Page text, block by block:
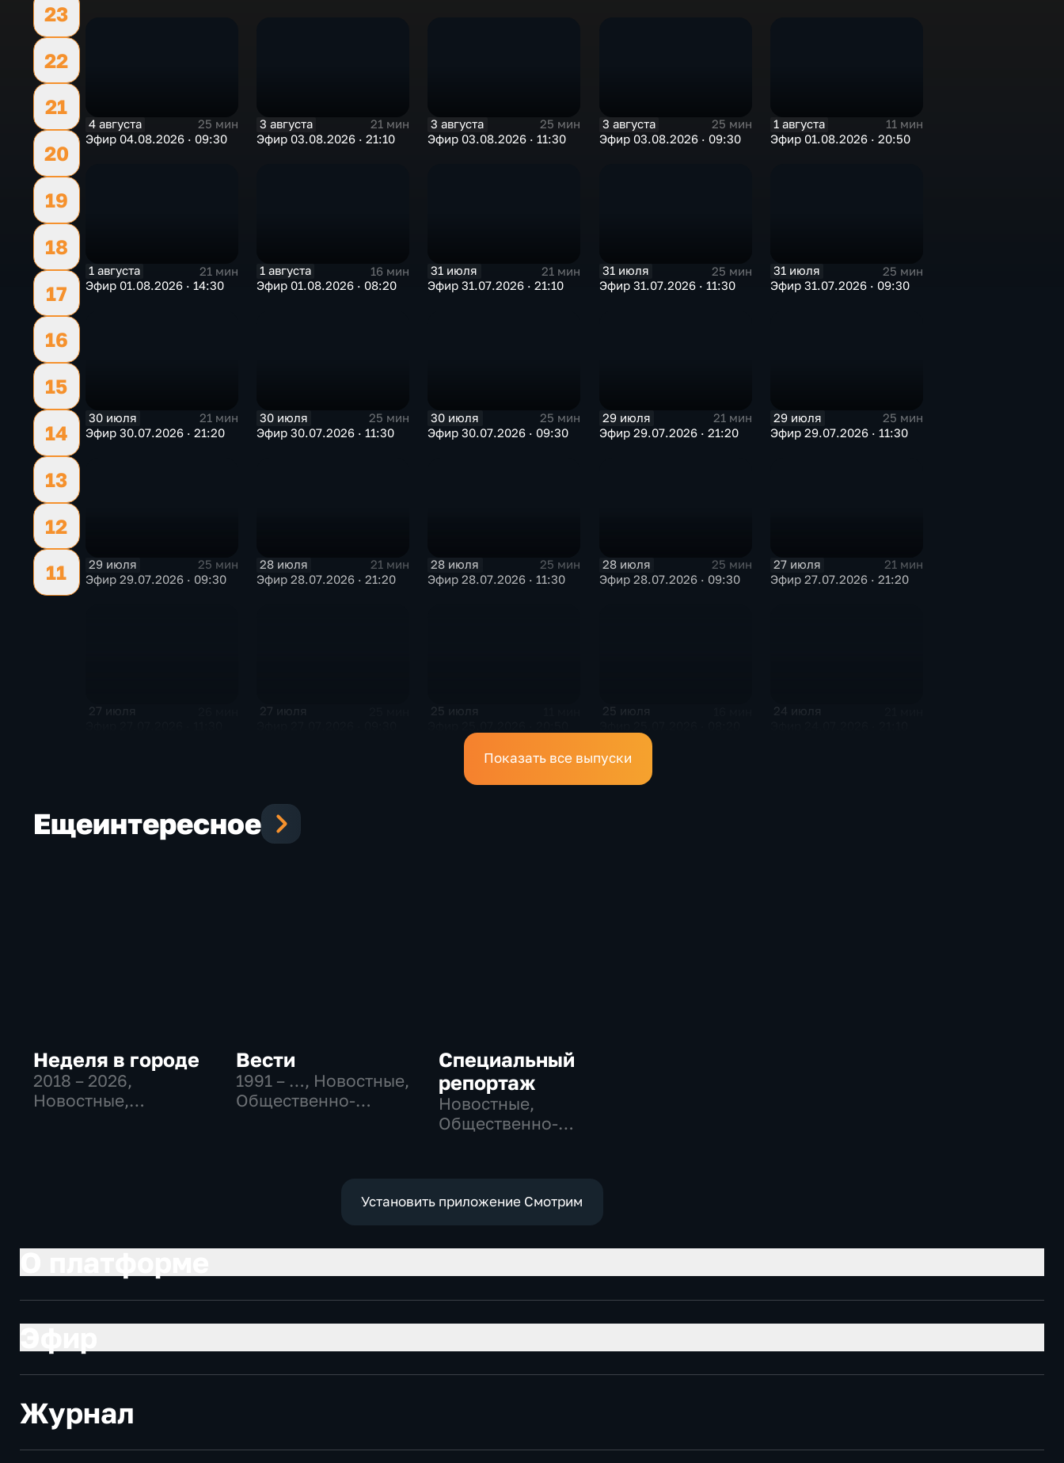
23
22
21
20
19
18
17
16
15
14
13
12
11
4 августа
25 мин
Эфир 04.08.2026 · 09:30
3 августа
21 мин
Эфир 03.08.2026 · 21:10
3 августа
25 мин
Эфир 03.08.2026 · 11:30
3 августа
25 мин
Эфир 03.08.2026 · 09:30
1 августа
11 мин
Эфир 01.08.2026 · 20:50
1 августа
21 мин
Эфир 01.08.2026 · 14:30
1 августа
16 мин
Эфир 01.08.2026 · 08:20
31 июля
21 мин
Эфир 31.07.2026 · 21:10
31 июля
25 мин
Эфир 31.07.2026 · 11:30
31 июля
25 мин
Эфир 31.07.2026 · 09:30
30 июля
21 мин
Эфир 30.07.2026 · 21:20
30 июля
25 мин
Эфир 30.07.2026 · 11:30
30 июля
25 мин
Эфир 30.07.2026 · 09:30
29 июля
21 мин
Эфир 29.07.2026 · 21:20
29 июля
25 мин
Эфир 29.07.2026 · 11:30
29 июля
25 мин
Эфир 29.07.2026 · 09:30
28 июля
21 мин
Эфир 28.07.2026 · 21:20
28 июля
25 мин
Эфир 28.07.2026 · 11:30
28 июля
25 мин
Эфир 28.07.2026 · 09:30
27 июля
21 мин
Эфир 27.07.2026 · 21:20
27 июля 27 июля 25 июля 25 июля 24 июля
Показать все выпуски
Ещеинтересное
Неделя в городе
2018 – 2026,
Новостные,
Вести
1991 – …, Новостные,
Общественно-
Специальный
репортаж
Новостные,
Общественно-
Установить приложение Смотрим
Журнал